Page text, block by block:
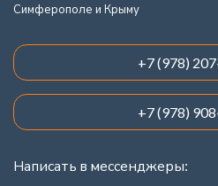
Симферополе и Крыму
+7 (978)
+7 (978)
Написать в мессенджеры: